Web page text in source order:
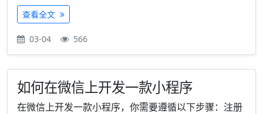
查看全文
03-04 566
如何在微信上开发一款小程序
在微信上开发一款小程序，你需要遵循以下步骤：注册